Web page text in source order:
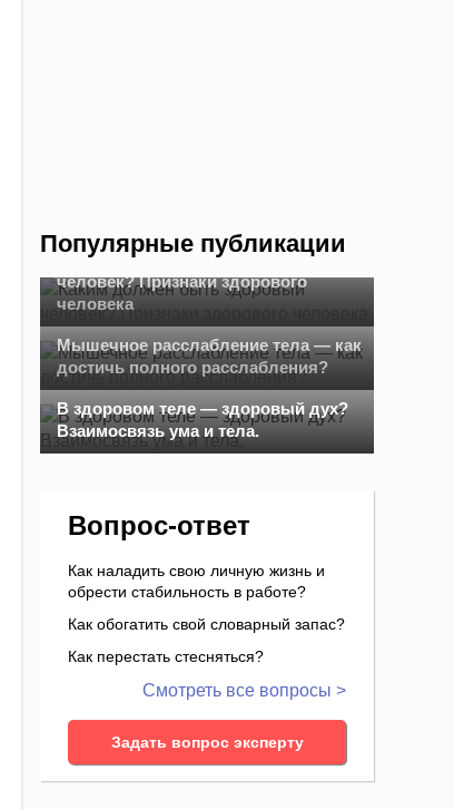
Популярные публикации
Каким должен быть здоровый
человек? Признаки здорового
человека
Мышечное расслабление тела — как
достичь полного расслабления?
В здоровом теле — здоровый дух?
Взаимосвязь ума и тела.
Вопрос-ответ
Как наладить свою личную жизнь и
обрести стабильность в работе?
Как обогатить свой словарный запас?
Как перестать стесняться?
Смотреть все вопросы >
Задать вопрос эксперту